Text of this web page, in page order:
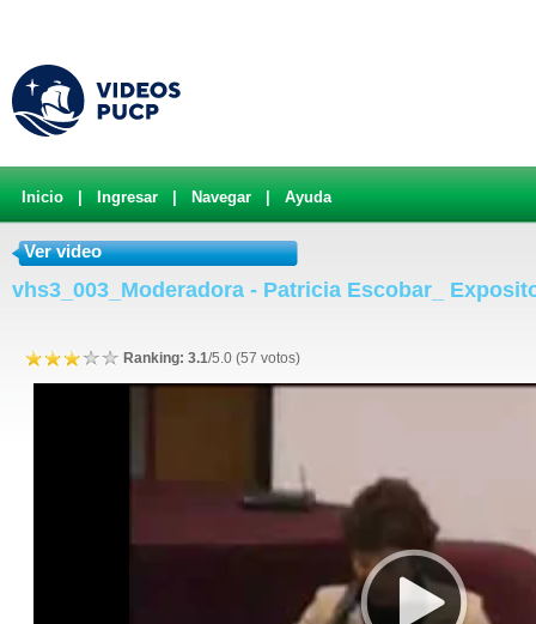
Inicio Ingresar Navegar Ayuda
Ver video
vhs3_003_Moderadora - Patricia Escobar_
Ranking: 3.1/5.0 (57 votos)